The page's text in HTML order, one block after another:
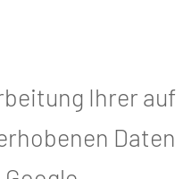
, GE­
Ihrer auf
Daten